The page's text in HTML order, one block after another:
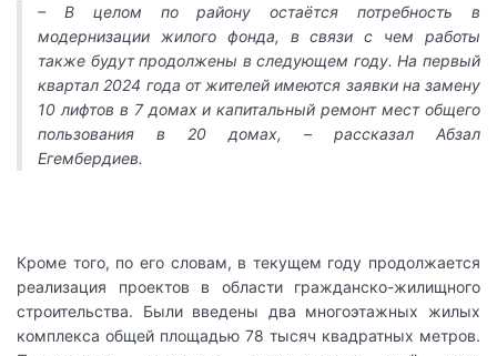
– В целом по району остаётся потребность в
модернизации жилого фонда, в связи с чем работы
также будут продолжены в следующем году. На первый
квартал 2024 года от жителей имеются заявки на замену
10 лифтов в 7 домах и капитальный ремонт мест общего
пользования в 20 домах, – рассказал Абзал
Егембердиев.
Кроме того, по его словам, в текущем году продолжается
реализация проектов в области гражданско-жилищного
строительства. Были введены два многоэтажных жилых
комплекса общей площадью 78 тысяч квадратных метров.